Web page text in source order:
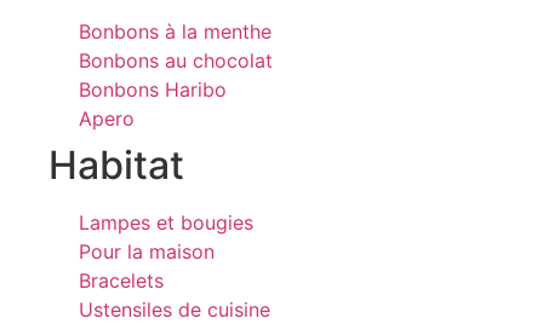
Bonbons à la menthe
Bonbons au chocolat
Bonbons Haribo
Apero
Habitat
Lampes et bougies
Pour la maison
Bracelets
Ustensiles de cuisine